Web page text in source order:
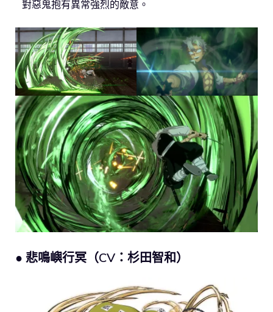
對惡鬼抱有異常強烈的敵意。
● 悲鳴嶼行冥（CV：杉田智和）